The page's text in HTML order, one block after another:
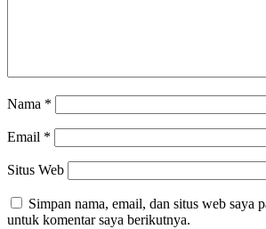
Nama *
Email *
Situs Web
Simpan nama, email, dan situs web saya
untuk komentar saya berikutnya.